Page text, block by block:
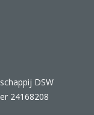
DSW
24168208